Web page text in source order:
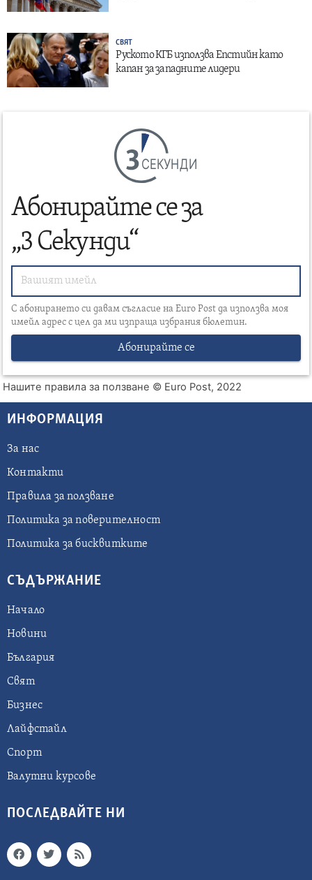
СВЯТ
Руското КГБ използва Епстийн като
капан за западните лидери
СЕКУНДИ
Абонирайте се за
„3 Секунди“
С абонирането си давам съгласие на Euro Post да използва моя
имейл адрес с цел да ми изпраща избрания бюлетин.
Абонирайте се
Нашите правила за ползване © Euro Post, 2022
ИНФОРМАЦИЯ
За нас
Контакти
Правила за ползване
Политика за поверителност
Политика за бисквитките
СЪДЪРЖАНИЕ
Начало
Новини
България
Свят
Бизнес
Лайфстайл
Спорт
Валутни курсове
ПОСЛЕДВАЙТЕ НИ